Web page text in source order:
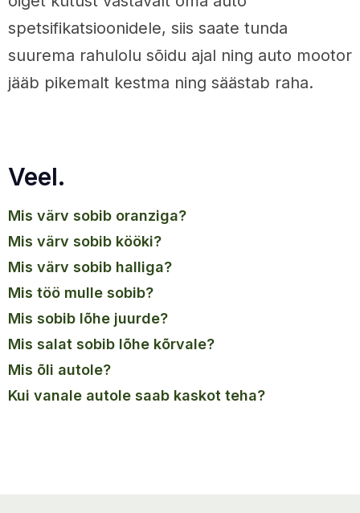
spetsifikatsioonidele, siis saate tunda
suurema rahulolu sõidu ajal ning auto mootor
jääb pikemalt kestma ning säästab raha.
Veel.
mis värv sobib oranziga?
mis värv sobib kööki?
mis värv sobib halliga?
mis töö mulle sobib?
mis sobib lõhe juurde?
mis salat sobib lõhe kõrvale?
mis õli autole?
kui vanale autole saab kaskot teha?